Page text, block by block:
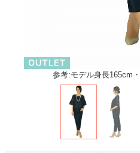
参考:モデル身長165cm